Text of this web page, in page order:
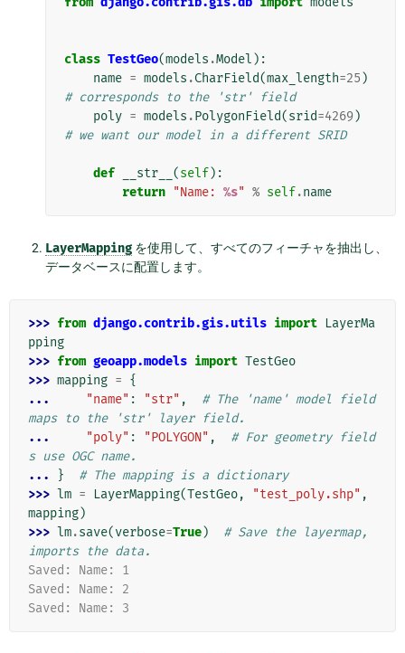
class TestGeo(models .Model ):
name = models .CharField(max_length=25 )
# corresponds to the 'str' field
poly = models .PolygonField(srid=4269)
# we want our model in a different SRID
def __str__ (self):
return "Name: %s" % self.name
LayerMapping を使用して、すべてのフィーチャを抽出し、
データベースに配置します。
>>> from django.contrib.gis.utils import LayerMa
pping
>>> from geoapp.models import TestGeo
>>> mapping = {
...
"name" : "str" ,
# The 'name' model field
maps to the 'str' layer field.
...
"poly" : "POLYGON" ,
# For geometry field
s use OGC name.
...
}
# The mapping is a dictionary
>>> lm = LayerMapping(TestGeo, "test_poly.shp" ,
mapping)
>>> lm.save(verbose=True)
# Save the layermap,
imports the data.
Saved: Name: 1
Saved: Name: 2
Saved: Name: 3